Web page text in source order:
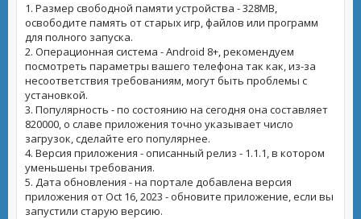
1. Размер свободной памяти устройства - 328MB,
освободите память от старых игр, файлов или программ
для полного запуска.
2. Операционная система - Android 8+, рекомендуем
посмотреть параметры вашего телефона так как, из-за
несоответствия требованиям, могут быть проблемы с
установкой.
3. Популярность - по состоянию на сегодня она составляет
820000, о славе приложения точно указывает число
загрузок, сделайте его популярнее.
4. Версия приложения - описанный релиз - 1.1.1, в котором
уменьшены требования.
5. Дата обновления - на портале добавлена версия
приложения от Oct 16, 2023 - обновите приложение, если вы
запустили старую версию.